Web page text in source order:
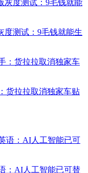
度测试：9毛钱就能生
货拉拉取消独家车贴
：AI人工智能已可替